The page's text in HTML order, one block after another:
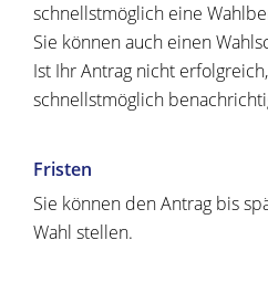
schnellstmöglich eine
Sie können auch einen
Ist Ihr Antrag nicht
schnellstmöglich
Fristen
Sie können den Antrag bis
Wahl stellen.